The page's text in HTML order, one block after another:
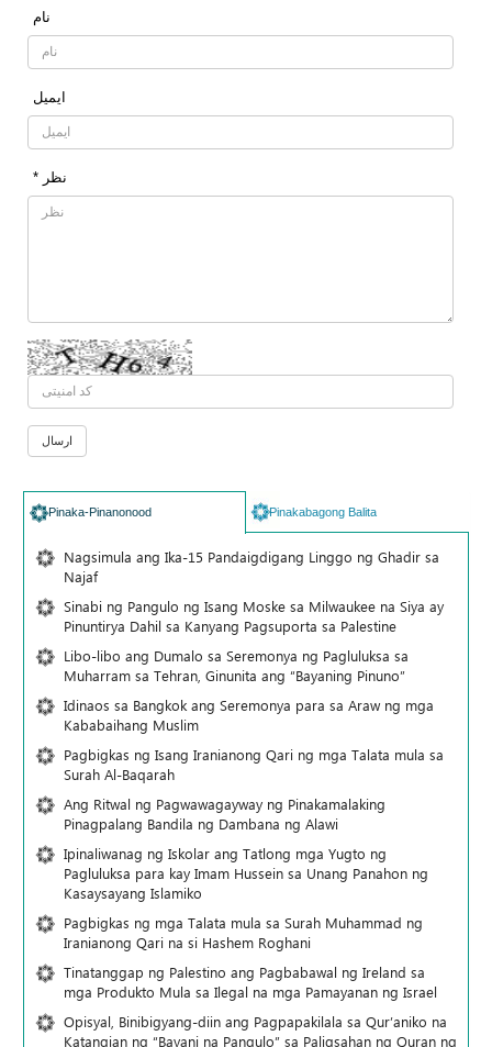
نام
ایمیل
* نظر
Pinaka-Pinanonood Pinakabagong Balita
Nagsimula ang Ika-15 Pandaigdigang Linggo ng Ghadir sa
Najaf
Sinabi ng Pangulo ng Isang Moske sa Milwaukee na Siya ay
Pinuntirya Dahil sa Kanyang Pagsuporta sa Palestine
Libo-libo ang Dumalo sa Seremonya ng Pagluluksa sa
Muharram sa Tehran, Ginunita ang “Bayaning Pinuno”
Idinaos sa Bangkok ang Seremonya para sa Araw ng mga
Kababaihang Muslim
Pagbigkas ng Isang Iranianong Qari ng mga Talata mula sa
Surah Al-Baqarah
Ang Ritwal ng Pagwawagayway ng Pinakamalaking
Pinagpalang Bandila ng Dambana ng Alawi
Ipinaliwanag ng Iskolar ang Tatlong mga Yugto ng
Pagluluksa para kay Imam Hussein sa Unang Panahon ng
Kasaysayang Islamiko
Pagbigkas ng mga Talata mula sa Surah Muhammad ng
Iranianong Qari na si Hashem Roghani
Tinatanggap ng Palestino ang Pagbabawal ng Ireland sa
mga Produkto Mula sa Ilegal na mga Pamayanan ng Israel
Opisyal, Binibigyang-diin ang Pagpapakilala sa Qur’aniko na
Katangian ng “Bayani na Pangulo” sa Paligsahan ng Quran ng